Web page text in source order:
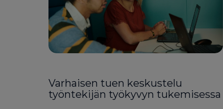
Varhaisen tuen keskustelu
työntekijän työkyvyn tukemisessa